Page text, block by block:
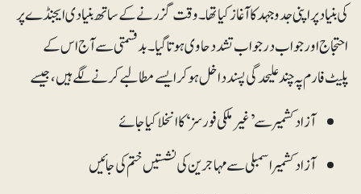
کی بنیاد پر اپنی جدوجہد کا آغاز کیا تھا۔ وقت گزرنے کے ساتھ بنیادی ایجنڈے پر
احتجاج اور جواب در جواب تشدد حاوی ہوتا گیا۔ بدقسمتی سے آج اس کے
پلیٹ فارم پہ چند علیحدگی پسند داخل ہوکر ایسے مطالبے کرنے لگے ہیں، جیسے
آزاد کشمیر سے ’غیرملکی فورسز‘ کا انخلا کیا جائے
آزادکشمیر اسمبلی سے مہاجرین کی نشستیں ختم کی جائیں